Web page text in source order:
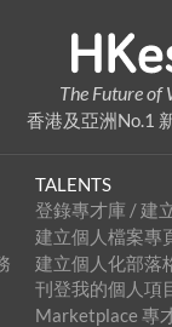
The Future of
香港及亞洲No.1
TALENTS
登錄專才庫 / 建
建立個人檔案專
建立個人化部落
刊登我的個人項
Marketplace 專